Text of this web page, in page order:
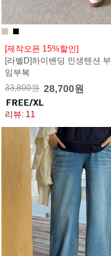
[제작오픈 15%할인]
[라벨D]하이밴딩 인생텐션
임부복
33,800원 28,700원
리뷰: 11